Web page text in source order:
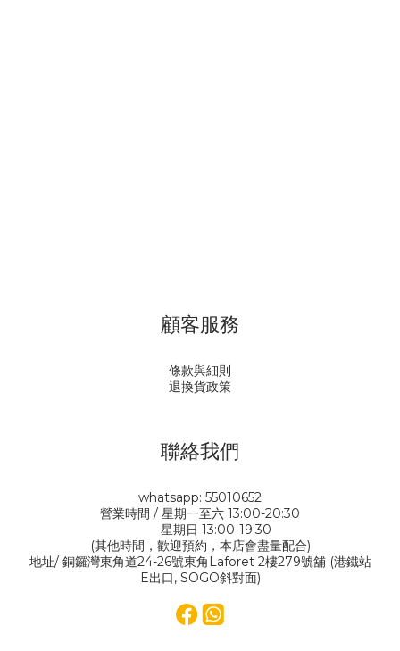
顧客服務
條款與細則
退換貨政策
聯絡我們
whatsapp: 55010652
營業時間 / 星期一至六 13:00-20:30
星期日 13:00-19:30
(其他時間，歡迎預約，本店會盡量配合)
地址/ 銅鑼灣東角道24-26號東角Laforet 2樓279號舖 (港鐵站
E出口, SOGO斜對面)